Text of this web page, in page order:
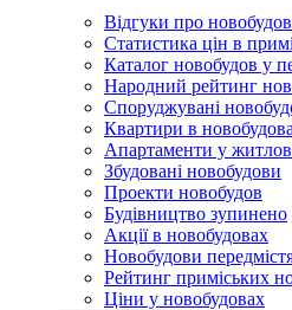
Відгуки про
Статистика цін в
Каталог новобудов у
Народний рейтинг
Споруджувані
Квартири в
Апартаменти у
Збудовані новобудови
Проекти новобудов
Будівництво зупинено
Акції в новобудовах
Новобудови
Рейтинг приміських
Ціни у новобудовах